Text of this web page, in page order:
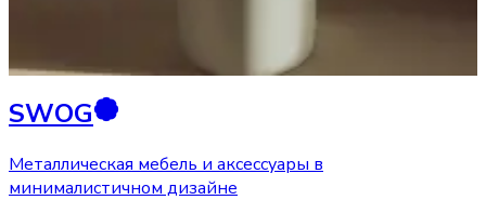
SWOG
Металлическая мебель и аксессуары в
минималистичном дизайне